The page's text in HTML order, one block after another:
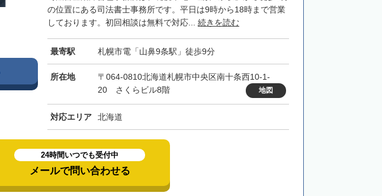
白糠郡白糠町 野付郡別海町 標津郡中標津町
の位置にある司法書士事務所です。平日は9時から18時まで営業
しております。初回相談は無料で対応... 続きを読む
最寄駅 札幌市電「山鼻9条駅」徒歩9分
所在地
〒064-0810北海道札幌市中央区南十条西10-1-
20 さくらビル8階
地図
対応エリア 北海道
24時間いつでも受付中
メールで問い合わせる